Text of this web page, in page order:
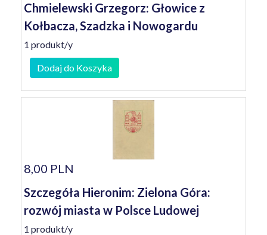
Chmielewski Grzegorz: Głowice z
Kołbacza, Szadzka i Nowogardu
1 produkt/y
Dodaj do Koszyka
8,00 PLN
Szczegóła Hieronim: Zielona Góra:
rozwój miasta w Polsce Ludowej
1 produkt/y